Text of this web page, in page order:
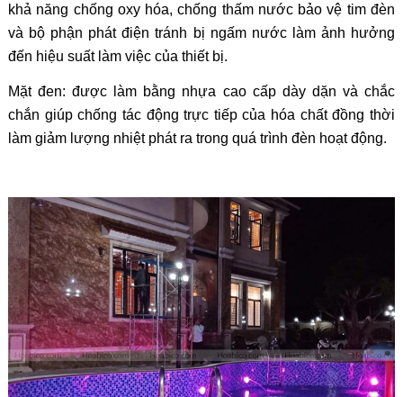
khả năng chống oxy hóa, chống thấm nước bảo vệ tim đèn
và bộ phận phát điện tránh bị ngấm nước làm ảnh hưởng
đến hiệu suất làm việc của thiết bị.
Mặt đen: được làm bằng nhựa cao cấp dày dặn và chắc
chắn giúp chống tác động trực tiếp của hóa chất đồng thời
làm giảm lượng nhiệt phát ra trong quá trình đèn hoạt động.